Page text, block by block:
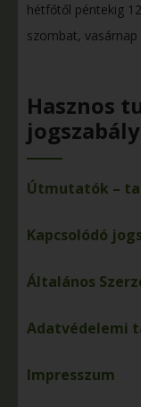
hétfőtől péntekig
szombat, vasárnap
Hasznos
Útmutatók –
Kapcsolódó
Általános
Adatvédelemi
Impresszum